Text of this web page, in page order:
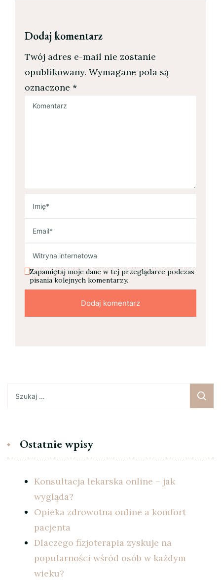
Dodaj komentarz
Twój adres e-mail nie zostanie
opublikowany. Wymagane pola są
oznaczone *
Zapamiętaj moje dane w tej przeglądarce podczas
pisania kolejnych komentarzy.
Ostatnie wpisy
Konsultacja lekarska online – jak
wygląda?
Opieka zdrowotna online a komfort
pacjenta
Dlaczego fizjoterapia zyskuje na
popularności wśród osób w każdym
wieku?